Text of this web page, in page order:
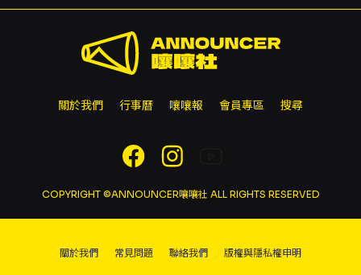
關於我們 行事曆 嚷嚷報 會員專區 搜尋
COPYRIGHT ©ANNOUNCER嚷嚷社 ALL RIGHTS RESERVED
關於我們 常見問題 聯絡我們 版權與隱私權申明